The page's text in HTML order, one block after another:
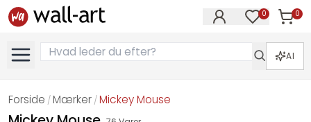
0 0
Varer
AI
Forside / Mærker /Mickey Mouse